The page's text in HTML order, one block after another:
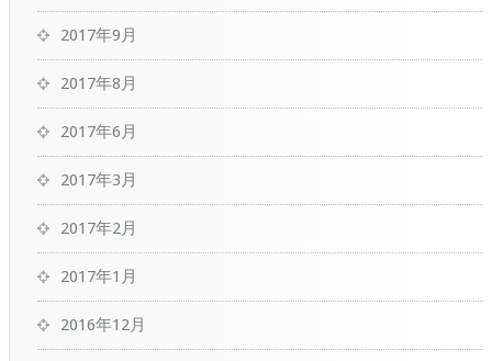
2017年9月
2017年8月
2017年6月
2017年3月
2017年2月
2017年1月
2016年12月